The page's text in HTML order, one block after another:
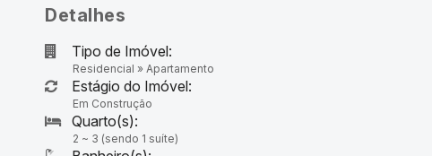
Detalhes
Tipo de Imóvel:
Residencial » Apartamento
Estágio do Imóvel:
Em Construção
2 ~ 3 (sendo 1 suíte)